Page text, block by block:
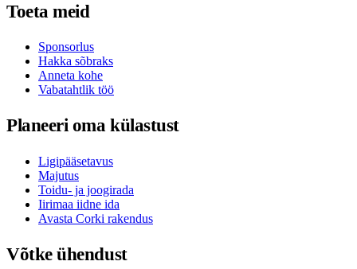
Toeta meid
Sponsorlus
Hakka sõbraks
Anneta kohe
Vabatahtlik töö
Planeeri oma külastust
Ligipääsetavus
Majutus
Toidu- ja joogirada
Iirimaa iidne ida
Avasta Corki rakendus
Võtke ühendust